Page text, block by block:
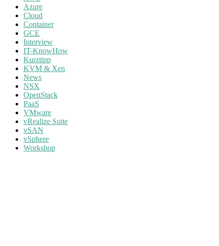
Azure
Cloud
Container
GCE
Interview
IT-KnowHow
Kurztipp
KVM & Xen
News
NSX
OpenStack
PaaS
VMware
vRealize Suite
vSAN
vSphere
Workshop